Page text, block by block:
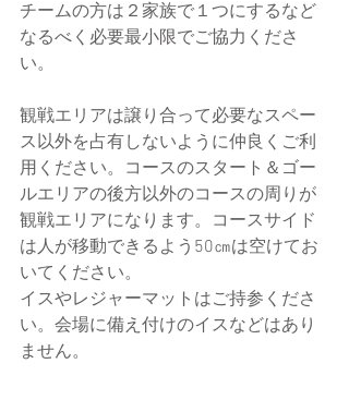
チームの方は２家族で１つにするなど
なるべく必要最小限でご協力くださ
い。
観戦エリアは譲り合って必要なスペー
ス以外を占有しないように仲良くご利
用ください。コースのスタート＆ゴー
ルエリアの後方以外のコースの周りが
観戦エリアになります。コースサイド
は人が移動できるよう50㎝は空けてお
いてください。
イスやレジャーマットはご持参くださ
い。会場に備え付けのイスなどはあり
ません。